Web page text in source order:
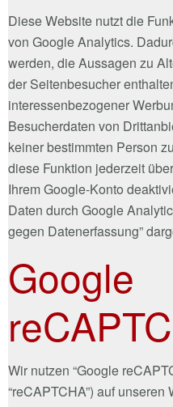
Diese Website nutzt die
von Google Analytics.
werden, die Aussagen zu
der Seitenbesucher
interessenbezogener
Besucherdaten von
keiner bestimmten Person
diese Funktion jederzeit
Ihrem Google-Konto
Daten durch Google
gegen Datenerfassung”
Google
Wir nutzen “Google
“reCAPTCHA”) auf